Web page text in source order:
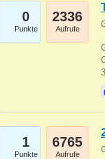
0
Punkte
2336
Aufrufe
1
Punkte
6765
Aufrufe